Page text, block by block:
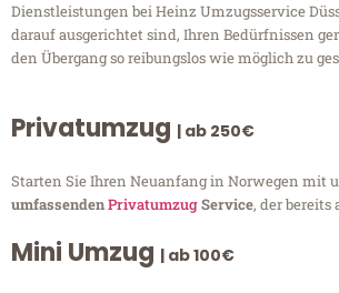
Dienstleistungen bei Heinz Umzugsservice
darauf ausgerichtet sind, Ihren Bedürfnissen
den Übergang so reibungslos wie möglich zu
Privatumzug | ab 250€
Starten Sie Ihren Neuanfang in Norwegen mit
umfassendenPrivatumzugService, der bereits
Mini Umzug | ab 100€